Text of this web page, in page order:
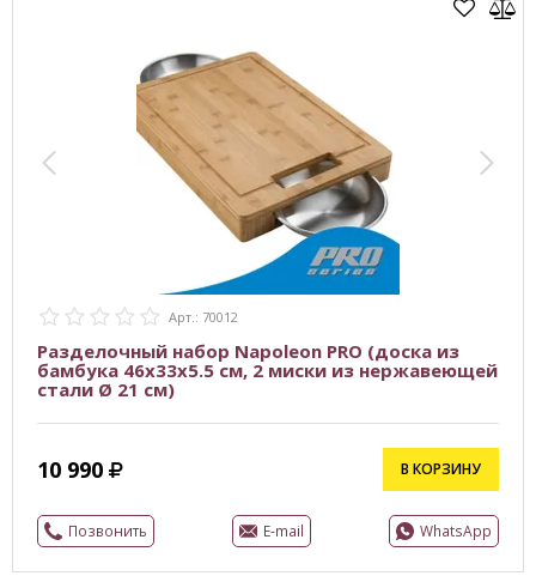
Арт.: 70012
Разделочный набор Napoleon PRO (доска из
бамбука 46x33x5.5 см, 2 миски из нержавеющей
стали Ø 21 см)
10 990 В КОРЗИНУ
Позвонить E-mail WhatsApp